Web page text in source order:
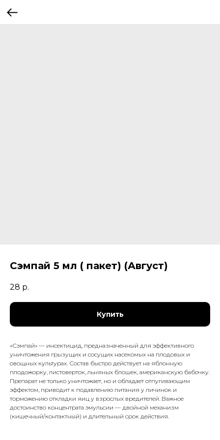
Сэмпай 5 мл ( пакет) (Август)
28 р.
Купить
«Сэмпай» — инсектицид, предназначенный для эффективного
уничтожения грызущих и сосущих насекомых на плодовых и
овощных культурах. Состав быстро действует на яблонную
плодожорку, листоверток, льняных блошек, американскую бабочку.
Препарат не только уничтожает, но и обладает отпугивающим
эффектом, приводит к подавлению питания у личинок и
торможению откладки яиц у взрослых вредителей. Важное
достоинство концентрата эмульсии — двойной механизм
(кишечный/контактный) и длительный срок действия.